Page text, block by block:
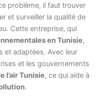
problème, il faut trouver
et surveiller la qualité de
Cette entreprise, qui
en Tunisie,
et adaptées. Avec leur
et les gouvernements
l’air Tunisie, ce qui aide à
.